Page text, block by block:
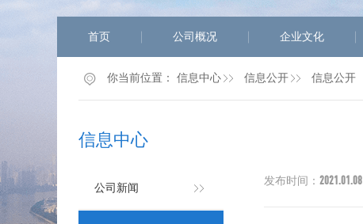
首页 公司概况 企业文化
你当前位置： 信息中心 信息公开 信息公开
信息中心
公司新闻
发布时间：2021.01.08